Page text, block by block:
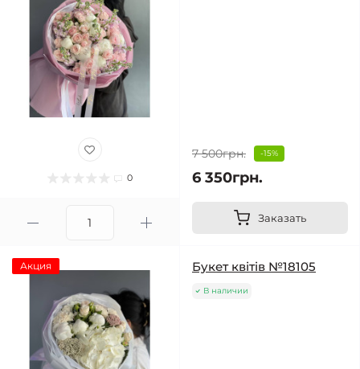
0
7 500грн. -15%
6 350грн.
Заказать
Акция Букет квітів №18105
В наличии